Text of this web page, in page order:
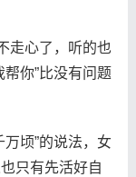
走心了，听的也
你”比没有问题
顷”的说法，女
只有先活好自